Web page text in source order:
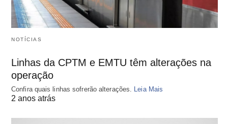
NOTÍCIAS
Linhas da CPTM e EMTU têm alterações na
operação
Confira quais linhas sofrerão alterações. Leia Mais
2 anos atrás